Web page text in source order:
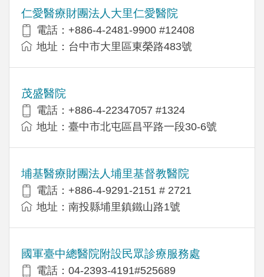
仁愛醫療財團法人大里仁愛醫院
電話：+886-4-2481-9900 #12408
地址：台中市大里區東榮路483號
茂盛醫院
電話：+886-4-22347057 #1324
地址：臺中市北屯區昌平路一段30-6號
埔基醫療財團法人埔里基督教醫院
電話：+886-4-9291-2151 # 2721
地址：南投縣埔里鎮鐵山路1號
國軍臺中總醫院附設民眾診療服務處
電話：04-2393-4191#525689